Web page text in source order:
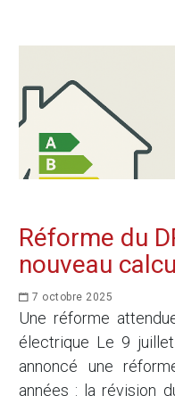
Réforme du
nouveau
7 octobre 2025
Une réforme
électrique Le 9
annoncé une
années : la révision